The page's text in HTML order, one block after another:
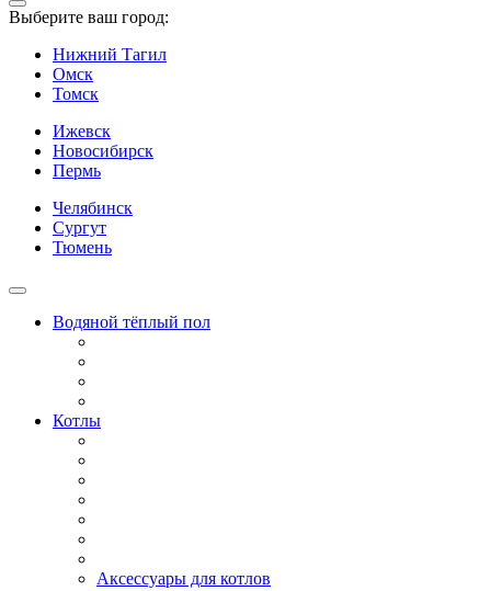
Выберите ваш город:
Нижний Тагил
Омск
Томск
Ижевск
Новосибирск
Пермь
Челябинск
Сургут
Тюмень
Водяной тёплый пол
Котлы
Аксессуары для котлов